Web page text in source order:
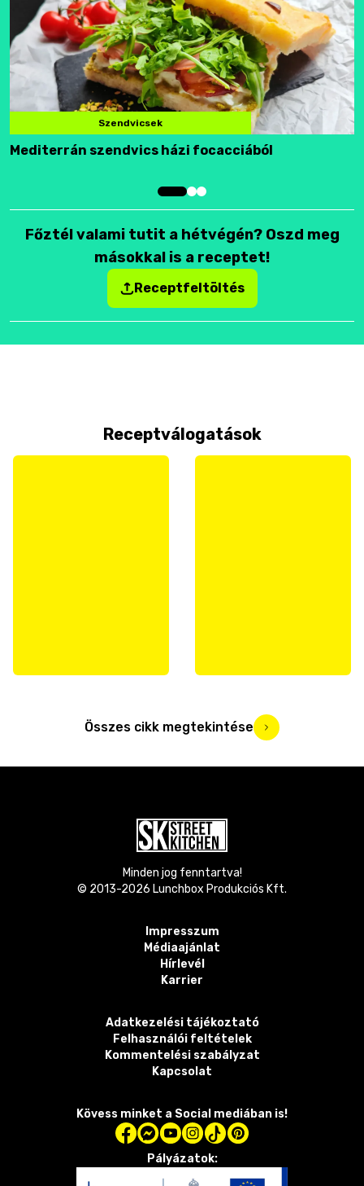
Szendvicsek
Mediterrán szendvics házi focacciából
Főztél valami tutit a hétvégén? Oszd meg
másokkal is a receptet!
Receptfeltöltés
Receptválogatások
Összes cikk megtekintése
Minden jog fenntartva!
© 2013-2026 Lunchbox Produkciós Kft.
Impresszum
Médiaajánlat
Hírlevél
Karrier
Adatkezelési tájékoztató
Felhasználói feltételek
Kommentelési szabályzat
Kapcsolat
Kövess minket a Social mediában is!
Pályázatok: